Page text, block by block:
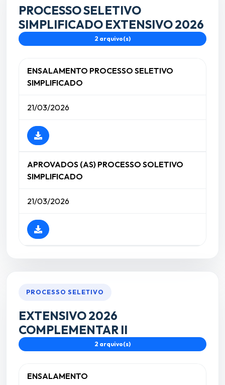
PROCESSO SELETIVO
SIMPLIFICADO EXTENSIVO 2026
2 arquivo(s)
ENSALAMENTO PROCESSO SELETIVO
SIMPLIFICADO
21/03/2026
APROVADOS (AS) PROCESSO SOLETIVO
SIMPLIFICADO
21/03/2026
PROCESSO SELETIVO
EXTENSIVO 2026
COMPLEMENTAR II
2 arquivo(s)
ENSALAMENTO